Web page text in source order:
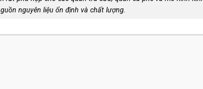
nguyên liệu ổn định và chất lượng.